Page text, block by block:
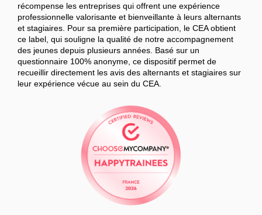
récompense les entreprises qui offrent une expérience
professionnelle valorisante et bienveillante à leurs alternants
et stagiaires. Pour sa première participation, le CEA obtient
ce label, qui souligne la qualité de notre accompagnement
des jeunes depuis plusieurs années. Basé sur un
questionnaire 100% anonyme, ce dispositif permet de
recueillir directement les avis des alternants et stagiaires sur
leur expérience vécue au sein du CEA.